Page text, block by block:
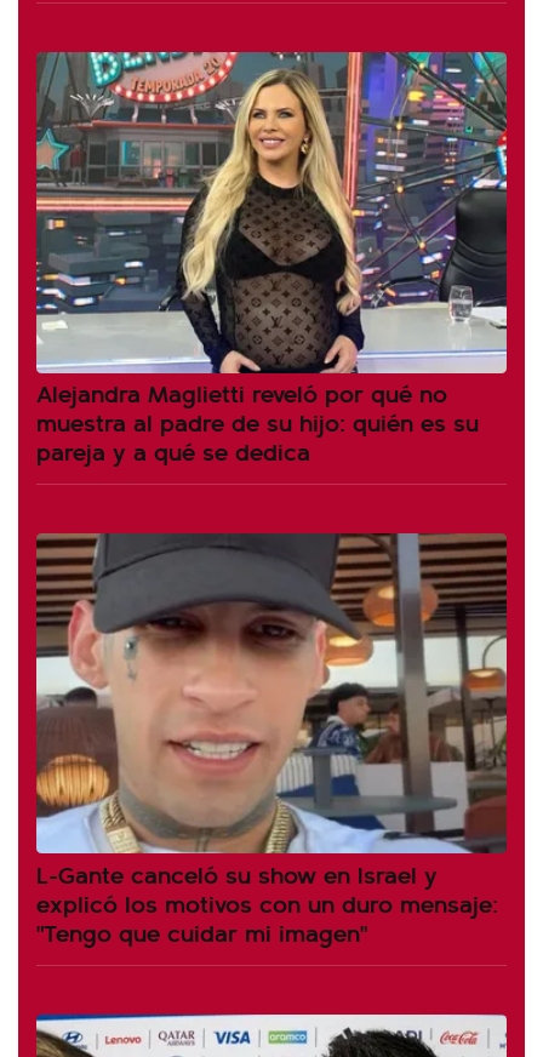
Alejandra Maglietti reveló por qué no
muestra al padre de su hijo: quién es su
pareja y a qué se dedica
L-Gante canceló su show en Israel y
explicó los motivos con un duro mensaje:
"Tengo que cuidar mi imagen"